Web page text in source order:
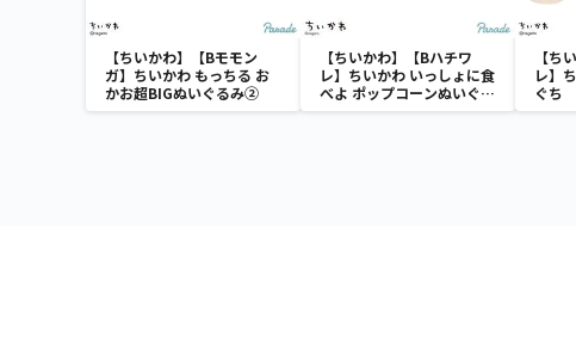
【ちいかわ】【Bモモン
ガ】ちいかわ もっちる お
かお超BIGぬいぐるみ②
【ちいかわ】【Bハチワ
レ】ちいかわ いっしょに食
べよ ポップコーンぬいぐる
み
【ち
レ】
ぐち